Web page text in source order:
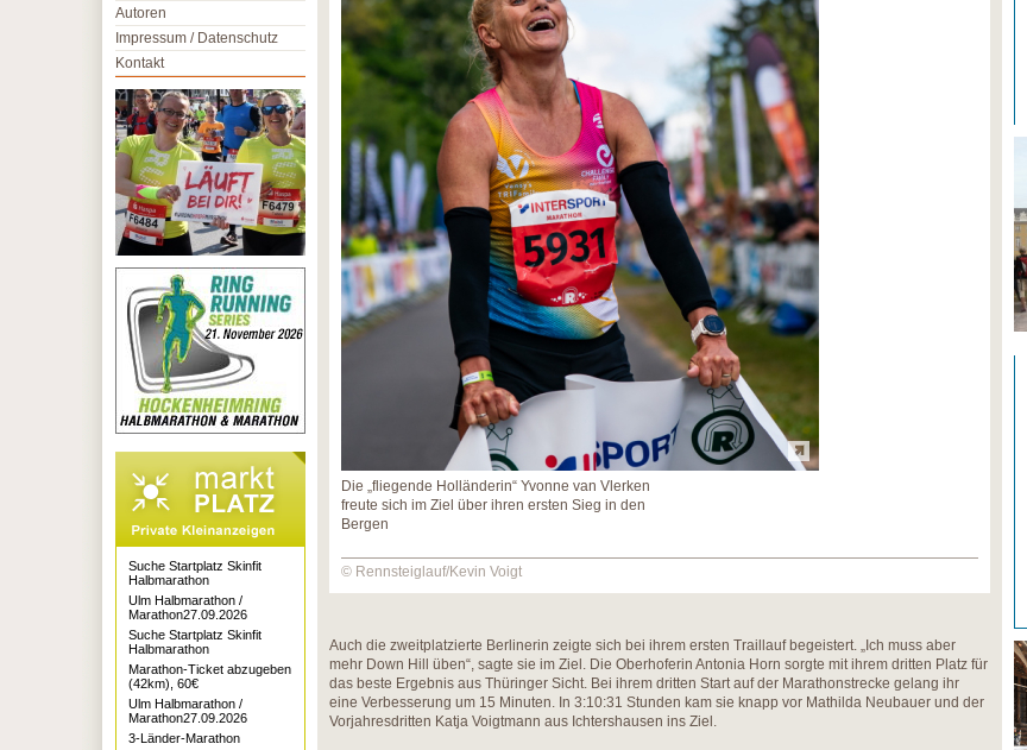
Die „fliegende Holländerin“ Yvonne van Vlerken
freute sich im Ziel über ihren ersten Sieg in den
Bergen
© Rennsteiglauf/Kevin Voigt
Auch die zweitplatzierte Berlinerin zeigte sich bei ihrem ersten Traillauf begeistert. „Ich muss aber
mehr Down Hill üben“, sagte sie im Ziel. Die Oberhoferin Antonia Horn sorgte mit ihrem dritten Platz für
das beste Ergebnis aus Thüringer Sicht. Bei ihrem dritten Start auf der Marathonstrecke gelang ihr
eine Verbesserung um 15 Minuten. In 3:10:31 Stunden kam sie knapp vor Mathilda Neubauer und der
Vorjahresdritten Katja Voigtmann aus Ichtershausen ins Ziel.
Autoren
Impressum / Datenschutz
Kontakt
Suche Startplatz Skinfit
Halbmarathon
Ulm Halbmarathon /
Marathon27.09.2026
Suche Startplatz Skinfit
Halbmarathon
Marathon-Ticket abzugeben
(42km), 60€
Ulm Halbmarathon /
Marathon27.09.2026
3-Länder-Marathon